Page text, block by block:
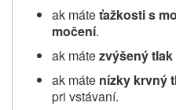
ak máteťažkosti s
močení.
ak mátezvýšený
ak máte nízky krvný
pri vstávaní.